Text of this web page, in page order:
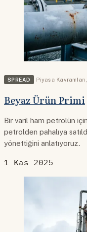
SPREAD Piyasa Kavramları,
Beyaz Ürün Primi
Bir varil ham petrolün
petrolden pahalıya
yönettiğini anlatıyoruz.
1 Kas 2025